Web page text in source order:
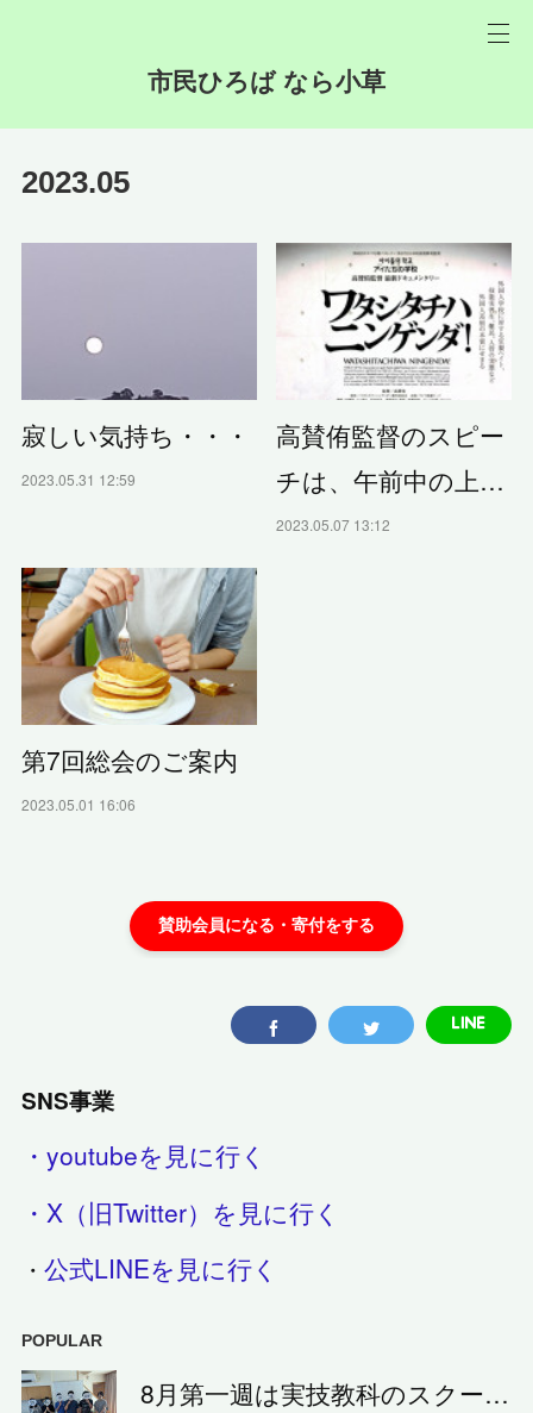
市民ひろば なら小草
2023.05
寂しい気持ち・・・
2023.05.31 12:59
高賛侑監督のスピー
チは、午前中の上…
2023.05.07 13:12
第7回総会のご案内
2023.05.01 16:06
SNS事業
・youtubeを見に行く
・X（旧Twitter）を見に行く
・公式LINEを見に行く
POPULAR
8月第一週は実技教科のスクー…